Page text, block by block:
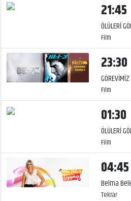
21:45
ÖLÜLERİ
Film
23:30
Film
01:30
ÖLÜLERİ
Film
04:45
Belma
Tekrar